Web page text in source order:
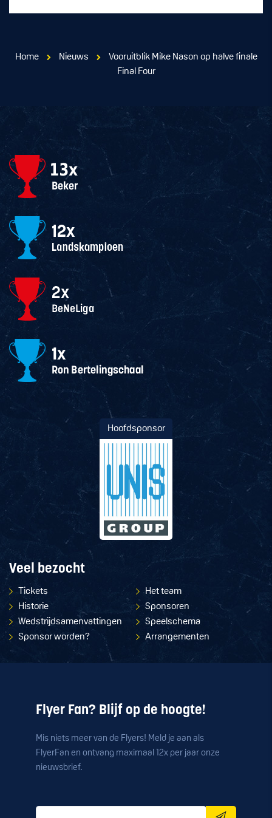
Home Nieuws
Vooruitblik Mike Nason op halve finale
Final Four
Hoofdsponsor
Veel bezocht
Tickets
Het team
Historie
Sponsoren
Wedstrijdsamenvattingen
Speelschema
Sponsor worden?
Arrangementen
Flyer Fan? Blijf op de hoogte!
Mis niets meer van de Flyers! Meld je aan als
FlyerFan en ontvang maximaal 12x per jaar onze
nieuwsbrief.